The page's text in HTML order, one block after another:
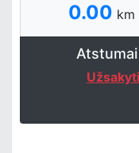
0.00 km